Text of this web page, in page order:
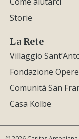
Storie
La Rete
Villaggio
Fondazione
Comunità San
Casa Kolbe